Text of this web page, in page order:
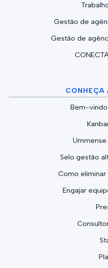
Gestão de
Gestão de
CONHEÇA
Bem-
Selo gestão
Como
Engajar